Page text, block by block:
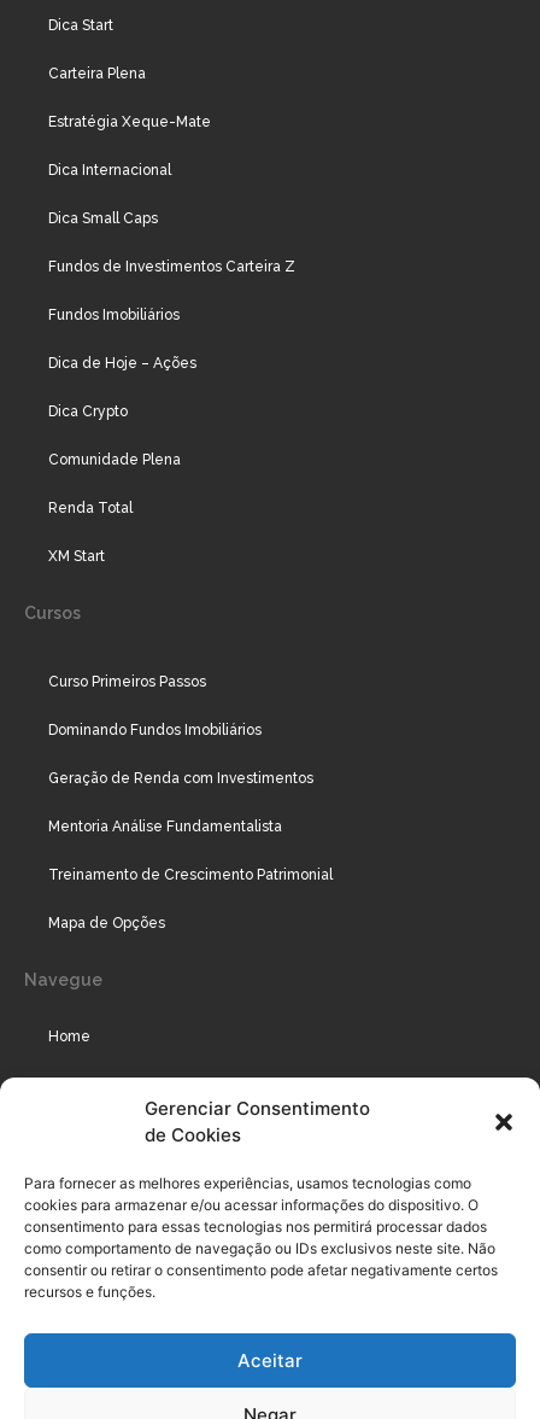
Gerenciar Consentimento
de Cookies
Para fornecer as melhores experiências, usamos tecnologias como
cookies para armazenar e/ou acessar informações do dispositivo. O
consentimento para essas tecnologias nos permitirá processar dados
como comportamento de navegação ou IDs exclusivos neste site. Não
consentir ou retirar o consentimento pode afetar negativamente certos
recursos e funções.
Aceitar
Negar
Dica Start
Carteira Plena
Estratégia Xeque-Mate
Dica Internacional
Dica Small Caps
Fundos de Investimentos Carteira Z
Fundos Imobiliários
Dica de Hoje – Ações
Dica Crypto
Comunidade Plena
Renda Total
XM Start
Cursos
Curso Primeiros Passos
Dominando Fundos Imobiliários
Geração de Renda com Investimentos
Mentoria Análise Fundamentalista
Treinamento de Crescimento Patrimonial
Mapa de Opções
Navegue
Home
Podcast
Legal
Termo de uso do usuário e assinante